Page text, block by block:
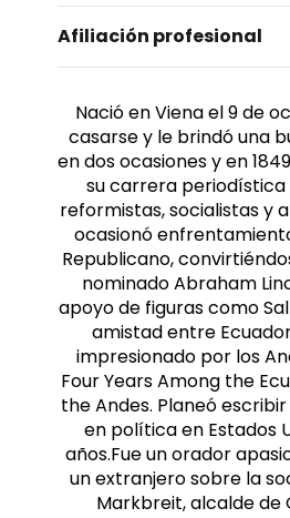
Afiliación profesional
Nació en Viena el 9 de
casarse y le brindó una
en dos ocasiones y en
su carrera periodística
reformistas, socialistas y
ocasionó
Republicano,
nominado Abraham
apoyo de figuras como
amistad entre
impresionado por los
Four Years Among the
the Andes. Planeó
en política en Estados
años.Fue un orador
un extranjero sobre la
Markbreit, alcalde de